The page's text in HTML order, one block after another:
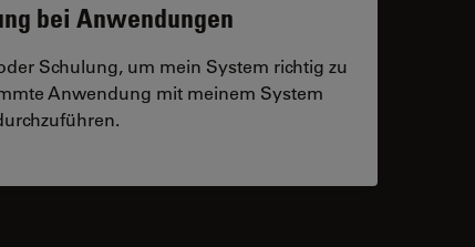
bei Anwendungen
Schulung, um mein System richtig zu
Anwendung mit meinem System